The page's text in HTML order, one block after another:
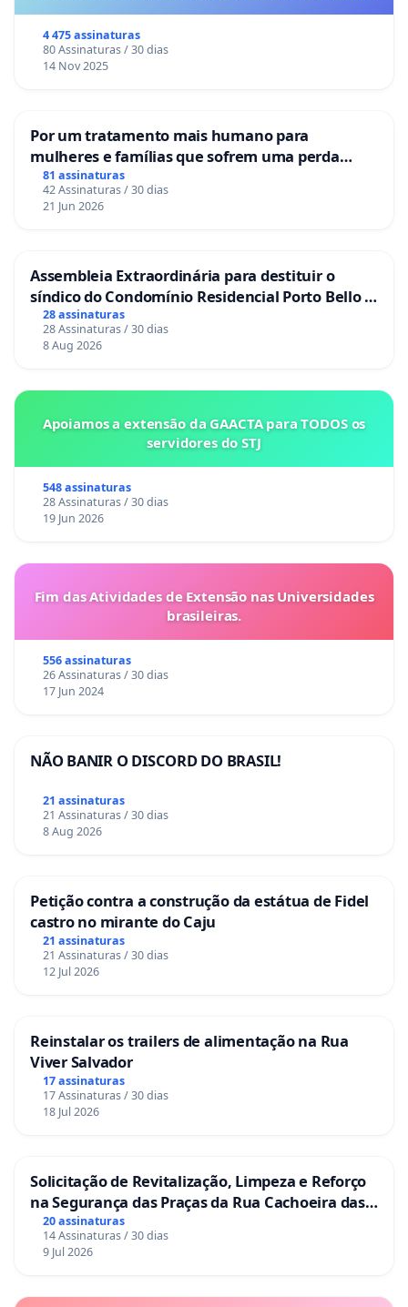
4 475 assinaturas
80 Assinaturas / 30 dias
14 Nov 2025
Por um tratamento mais humano para
mulheres e famílias que sofrem uma perda
gestacional nos hospitais portugueses
81 assinaturas
42 Assinaturas / 30 dias
21 Jun 2026
Assembleia Extraordinária para destituir o
síndico do Condomínio Residencial Porto Bello -
La Casa
28 assinaturas
28 Assinaturas / 30 dias
8 Aug 2026
Apoiamos a extensão da GAACTA para TODOS os
servidores do STJ
548 assinaturas
28 Assinaturas / 30 dias
19 Jun 2026
Fim das Atividades de Extensão nas Universidades
brasileiras.
556 assinaturas
26 Assinaturas / 30 dias
17 Jun 2024
NÃO BANIR O DISCORD DO BRASIL!
21 assinaturas
21 Assinaturas / 30 dias
8 Aug 2026
Petição contra a construção da estátua de Fidel
castro no mirante do Caju
21 assinaturas
21 Assinaturas / 30 dias
12 Jul 2026
Reinstalar os trailers de alimentação na Rua
Viver Salvador
17 assinaturas
17 Assinaturas / 30 dias
18 Jul 2026
Solicitação de Revitalização, Limpeza e Reforço
na Segurança das Praças da Rua Cachoeira das
Sete Ilhas
20 assinaturas
14 Assinaturas / 30 dias
9 Jul 2026